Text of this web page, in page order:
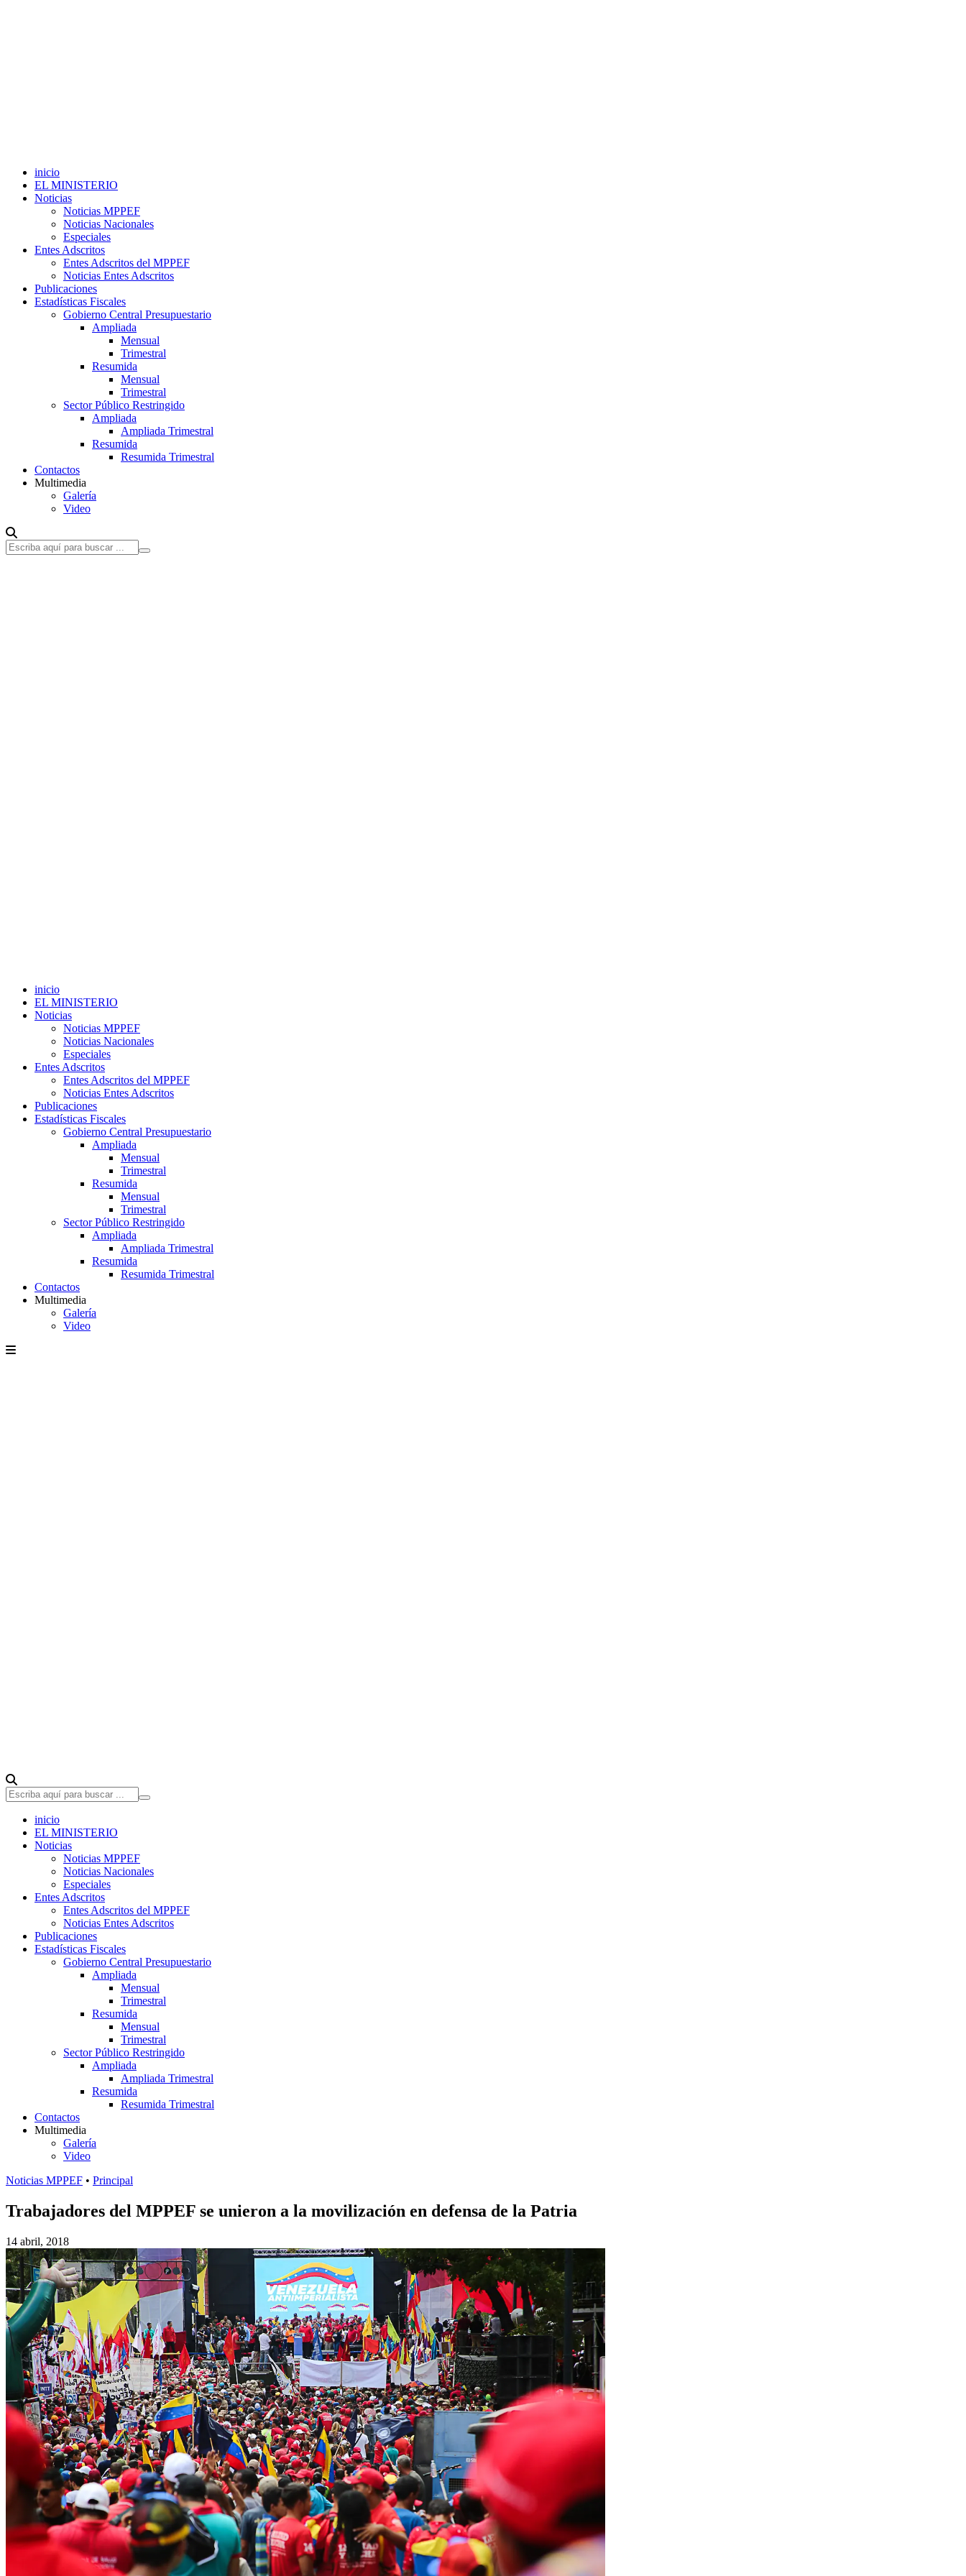
inicio
EL MINISTERIO
Noticias
Noticias MPPEF
Noticias Nacionales
Especiales
Entes Adscritos
Entes Adscritos del MPPEF
Noticias Entes Adscritos
Publicaciones
Estadísticas Fiscales
Gobierno Central Presupuestario
Ampliada
Mensual
Trimestral
Resumida
Mensual
Trimestral
Sector Público Restringido
Ampliada
Ampliada Trimestral
Resumida
Resumida Trimestral
Contactos
Multimedia
Galería
Video
inicio
EL MINISTERIO
Noticias
Noticias MPPEF
Noticias Nacionales
Especiales
Entes Adscritos
Entes Adscritos del MPPEF
Noticias Entes Adscritos
Publicaciones
Estadísticas Fiscales
Gobierno Central Presupuestario
Ampliada
Mensual
Trimestral
Resumida
Mensual
Trimestral
Sector Público Restringido
Ampliada
Ampliada Trimestral
Resumida
Resumida Trimestral
Contactos
Multimedia
Galería
Video
inicio
EL MINISTERIO
Noticias
Noticias MPPEF
Noticias Nacionales
Especiales
Entes Adscritos
Entes Adscritos del MPPEF
Noticias Entes Adscritos
Publicaciones
Estadísticas Fiscales
Gobierno Central Presupuestario
Ampliada
Mensual
Trimestral
Resumida
Mensual
Trimestral
Sector Público Restringido
Ampliada
Ampliada Trimestral
Resumida
Resumida Trimestral
Contactos
Multimedia
Galería
Video
Noticias MPPEF • Principal
Trabajadores del MPPEF se unieron a la movilización en defensa de la Patria
14 abril, 2018